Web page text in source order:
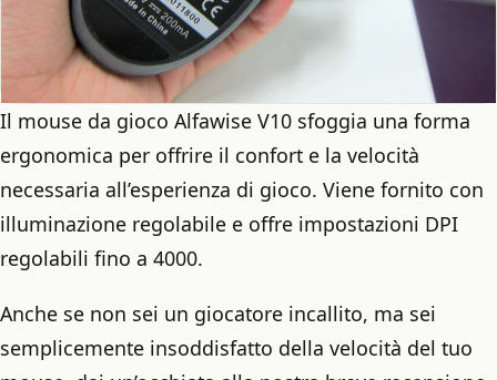
Il mouse da gioco Alfawise V10 sfoggia una forma
ergonomica per offrire il confort e la velocità
necessaria all’esperienza di gioco. Viene fornito con
illuminazione regolabile e offre impostazioni DPI
regolabili fino a 4000.
Anche se non sei un giocatore incallito, ma sei
semplicemente insoddisfatto della velocità del tuo